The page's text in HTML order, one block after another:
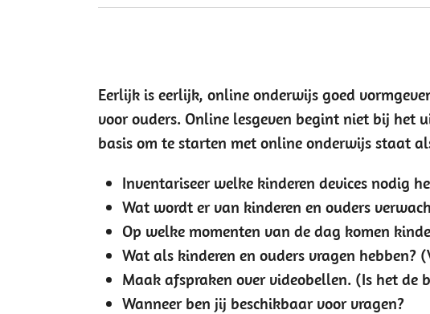
Eerlijk is eerlijk, online onderwijs goed
voor ouders. Online lesgeven begint niet bij het
basis om te starten met online onderwijs staat
Inventariseer welke kinderen devices nodig
Wat wordt er van kinderen en ouders
Op welke momenten van de dag komen
Wat als kinderen en ouders vragen hebben?
Maak afspraken over videobellen. (Is het
Wanneer ben jij beschikbaar voor vragen?